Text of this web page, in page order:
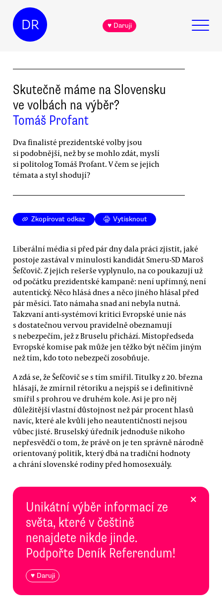
DR ♥ Daruji
Skutečně máme na Slovensku
ve volbách na výběr?
Tomáš Profant
Dva finalisté prezidentské volby jsou
si podobnější, než by se mohlo zdát, myslí
si politolog Tomáš Profant. V čem se jejich
témata a styl shodují?
Zkopírovat odkaz Vytisknout
Liberální média si před pár dny dala práci zjistit, jaké
postoje zastával v minulosti kandidát Smeru-SD Maroš
Šefčovič. Z jejich rešerše vyplynulo, na co poukazují už
od počátku prezidentské kampaně: není upřímný, není
autentický. Něco hlásá dnes a něco jiného hlásal před
pár měsíci. Tato námaha snad ani nebyla nutná.
Takzvaní anti-systémoví kritici Evropské unie nás
s dostatečnou vervou pravidelně obeznamují
s nebezpečím, jež z Bruselu přichází. Místopředseda
Evropské komise pak může jen těžko být něčím jiným
než tím, kdo toto nebezpečí zosobňuje.
A zdá se, že Šefčovič se s tím smířil. Titulky z 20. března
hlásají, že zmírnil rétoriku a nejspíš se i definitivně
smířil s prohrou ve druhém kole. Asi je pro něj
důležitější vlastní důstojnost než pár procent hlasů
navíc, které ale kvůli jeho neautentičnosti nejsou
vůbec jisté. Bruselský úředník jednoduše nikoho
nepřesvědčí o tom, že právě on je ten správně národně
orientovaný politik, který dbá na tradiční hodnoty
a chrání slovenské rodiny před homosexuály.
Unikátní výběr informací ze
světa, které v češtině
nenajdete nikde jinde.
Podpořte Deník Referendum!
♥ Daruji
×